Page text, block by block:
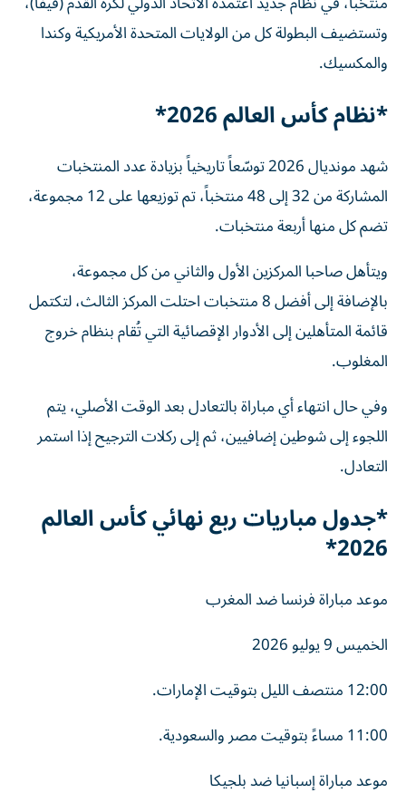
وتستضيف البطولة كل من الولايات المتحدة الأمريكية وكندا
والمكسيك.
*نظام كأس العالم 2026*
شهد مونديال 2026 توسّعاً تاريخياً بزيادة عدد المنتخبات
المشاركة من 32 إلى 48 منتخباً، تم توزيعها على 12 مجموعة،
تضم كل منها أربعة منتخبات.
ويتأهل صاحبا المركزين الأول والثاني من كل مجموعة،
بالإضافة إلى أفضل 8 منتخبات احتلت المركز الثالث، لتكتمل
قائمة المتأهلين إلى الأدوار الإقصائية التي تُقام بنظام خروج
المغلوب.
وفي حال انتهاء أي مباراة بالتعادل بعد الوقت الأصلي، يتم
اللجوء إلى شوطين إضافيين، ثم إلى ركلات الترجيح إذا استمر
التعادل.
*جدول مباريات ربع نهائي كأس العالم
2026*
موعد مباراة فرنسا ضد المغرب
الخميس 9 يوليو 2026
12:00 منتصف الليل بتوقيت الإمارات.
11:00 مساءً بتوقيت مصر والسعودية.
موعد مباراة إسبانيا ضد بلجيكا